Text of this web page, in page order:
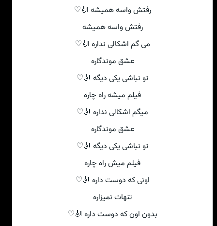
رفتش واسه همیشه 🎻♡
رفتش واسه همیشه
می گم اشکالی نداره 🎻♡
عشق موندگاره
تو نباشی یکی دیگه 🎻♡
فیلم میشه راه چاره
میگم اشکالی نداره 🎻♡
عشق موندگاره
تو نباشی یکی دیگه 🎻♡
فیلم میش راه چاره
اونی که دوست داره 🎻♡
تنهات نمیزاره
بدون اون که دوست داره 🎻♡